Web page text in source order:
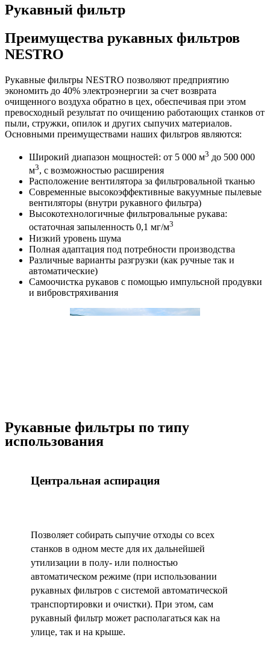
Рукавный фильтр
Преимущества рукавных фильтров
NESTRO
Рукавные фильтры NESTRO позволяют предприятию
экономить до 40% электроэнергии за счет возврата
очищенного воздуха обратно в цех, обеспечивая при этом
превосходный результат по очищению работающих станков от
пыли, стружки, опилок и других сыпучих материалов.
Основными преимуществами наших фильтров являются:
Широкий диапазон мощностей: от 5 000 м3 до 500 000
м3, с возможностью расширения
Расположение вентилятора за фильтровальной тканью
Современные высокоэффективные вакуумные пылевые
вентиляторы (внутри рукавного фильтра)
Высокотехнологичные фильтровальные рукава:
остаточная запыленность 0,1 мг/м3
Низкий уровень шума
Полная адаптация под потребности производства
Различные варианты разгрузки (как ручные так и
автоматические)
Самоочистка рукавов с помощью импульсной продувки
и вибровстряхивания
Рукавные фильтры по типу
использования
Центральная аспирация
Позволяет собирать сыпучие отходы со всех
станков в одном месте для их дальнейшей
утилизации в полу- или полностью
автоматическом режиме (при использовании
рукавных фильтров с системой автоматической
транспортировки и очистки). При этом, сам
рукавный фильтр может располагаться как на
улице, так и на крыше.